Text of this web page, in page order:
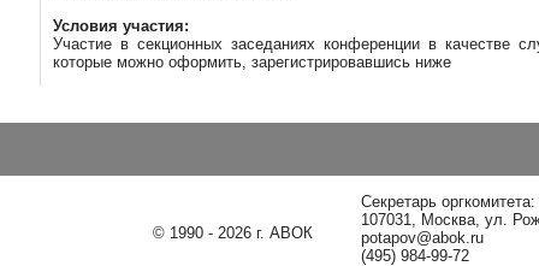
Условия участия:
Участие в секционных заседаниях конференции в качестве
которые можно оформить, зарегистрировавшись ниже
© 1990 - 2026 г. АВОК
Секретарь
107031, Москва, ул.
potapov@abok.ru
(495) 984-99-72